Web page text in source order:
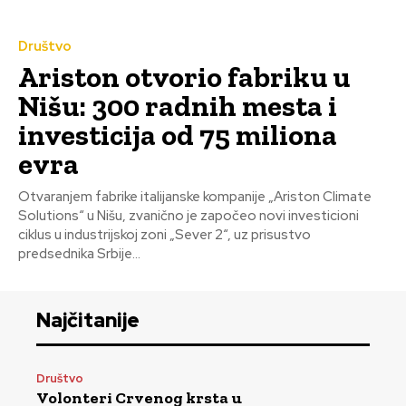
Društvo
Ariston otvorio fabriku u
Nišu: 300 radnih mesta i
investicija od 75 miliona
evra
Otvaranjem fabrike italijanske kompanije „Ariston Climate
Solutions“ u Nišu, zvanično je započeo novi investicioni
ciklus u industrijskoj zoni „Sever 2“, uz prisustvo
predsednika Srbije...
Najčitanije
Društvo
Volonteri Crvenog krsta u